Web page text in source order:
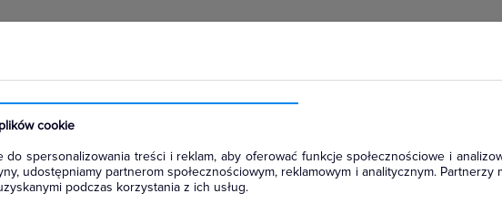
cookie
do spersonalizowania treści i reklam, aby oferować funkcje społecznościowe i
udostępniamy partnerom społecznościowym, reklamowym i analitycznym. Partnerzy
podczas korzystania z ich usług.
pytania